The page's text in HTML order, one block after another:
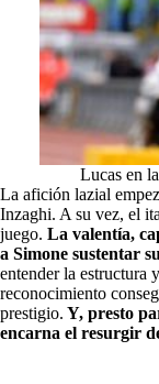
Lucas en
La afición lazial
Inzaghi. A su vez, el
juego. La valentía,
a Simone sustentar
entender la estructura
reconocimiento
prestigio. Y, presto
encarna el resurgir